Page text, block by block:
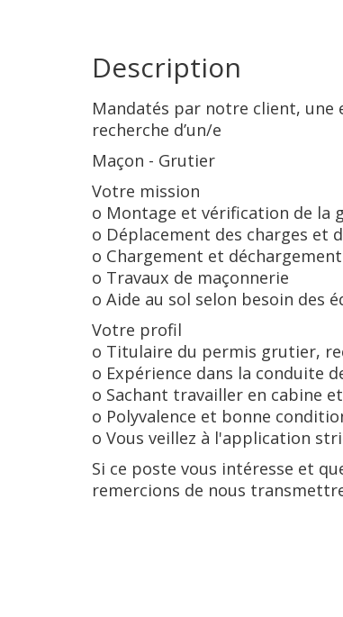
Description
Mandatés par notre client, une
recherche d’un/e
Maçon - Grutier
Votre mission
o Montage et vérification de la
o Déplacement des charges et
o Chargement et déchargement
o Travaux de maçonnerie
o Aide au sol selon besoin des
Votre profil
o Titulaire du permis grutier,
o Expérience dans la conduite
o Sachant travailler en cabine
o Polyvalence et bonne
o Vous veillez à l'application
Si ce poste vous intéresse et
remercions de nous